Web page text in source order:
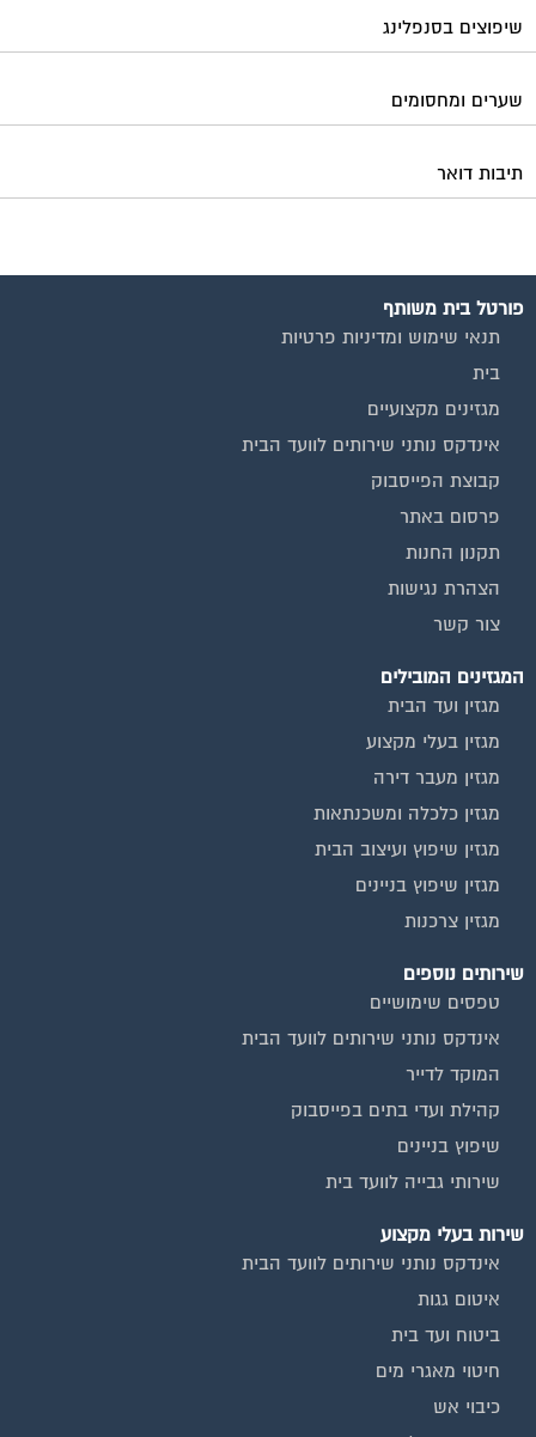
שיפוצים בסנפלינג
שערים ומחסומים
תיבות דואר
פורטל בית משותף
תנאי שימוש ומדיניות פרטיות
בית
מגזינים מקצועיים
אינדקס נותני שירותים לוועד הבית
קבוצת הפייסבוק
פרסום באתר
תקנון החנות
הצהרת נגישות
צור קשר
המגזינים המובילים
מגזין ועד הבית
מגזין בעלי מקצוע
מגזין מעבר דירה
מגזין כלכלה ומשכנתאות
מגזין שיפוץ ועיצוב הבית
מגזין שיפוץ בניינים
מגזין צרכנות
שירותים נוספים
טפסים שימושיים
אינדקס נותני שירותים לוועד הבית
המוקד לדייר
קהילת ועדי בתים בפייסבוק
שיפוץ בניינים
שירותי גבייה לוועד בית
שירות בעלי מקצוע
אינדקס נותני שירותים לוועד הבית
איטום גגות
ביטוח ועד בית
חיטוי מאגרי מים
כיבוי אש